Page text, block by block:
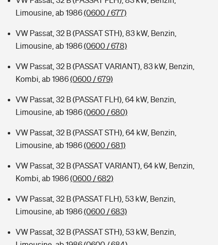
Limousine, ab 1986(0600 / 677)
VW Passat, 32 B (PASSAT STH), 83 kW, Benzin,
Limousine, ab 1986(0600 / 678)
VW Passat, 32 B (PASSAT VARIANT), 83 kW, Benzin,
Kombi, ab 1986(0600 / 679)
VW Passat, 32 B (PASSAT FLH), 64 kW, Benzin,
Limousine, ab 1986(0600 / 680)
VW Passat, 32 B (PASSAT STH), 64 kW, Benzin,
Limousine, ab 1986(0600 / 681)
VW Passat, 32 B (PASSAT VARIANT), 64 kW, Benzin,
Kombi, ab 1986(0600 / 682)
VW Passat, 32 B (PASSAT FLH), 53 kW, Benzin,
Limousine, ab 1986(0600 / 683)
VW Passat, 32 B (PASSAT STH), 53 kW, Benzin,